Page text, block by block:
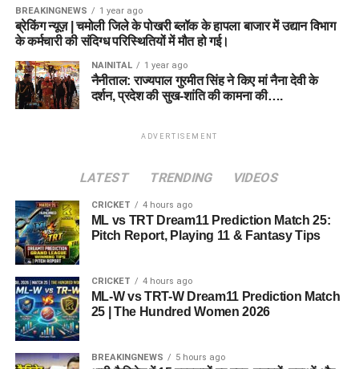
BREAKINGNEWS 1 year ago
ब्रेकिंग न्यूज़ | चमोली जिले के पोखरी ब्लॉक के हापला बाजार में उद्यान विभाग
के कर्मचारी की संदिग्ध परिस्थितियों में मौत हो गई।
NAINITAL 1 year ago
नैनीताल: राज्यपाल गुरमीत सिंह ने किए मां नैना देवी के
दर्शन, प्रदेश की सुख-शांति की कामना की….
ADVERTISEMENT
LATEST TRENDING VIDEOS
CRICKET 4 hours ago
ML vs TRT Dream11 Prediction Match 25:
Pitch Report, Playing 11 & Fantasy Tips
CRICKET 4 hours ago
ML-W vs TRT-W Dream11 Prediction Match
25 | The Hundred Women 2026
BREAKINGNEWS 5 hours ago